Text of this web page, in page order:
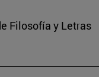
Filosofía y Letras